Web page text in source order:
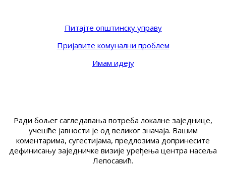
Питајте општинску управу
Пријавите комунални проблем
Имам идеју
Ради бољег сагледавања потреба локалне заједнице,
учешће јавности је од великог значаја. Вашим
коментарима, сугестијама, предлозима допринесите
дефинисању заједничке визије уређења центра насеља
Лепосавић.